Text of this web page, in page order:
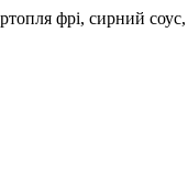
фрі, сирний